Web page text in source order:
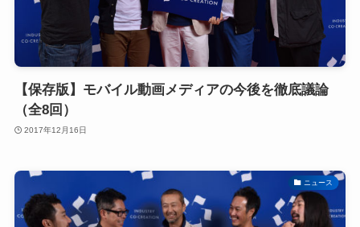
【保存版】モバイル動画メディアの今後を徹底議論
（全8回）
2017年12月16日
ニュース